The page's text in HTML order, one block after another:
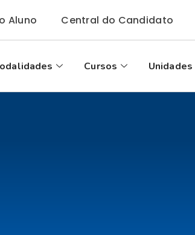
Aluno Central do Candidato
Cursos Unidades